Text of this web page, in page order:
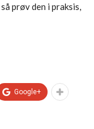
så prøv den i praksis,
Google+